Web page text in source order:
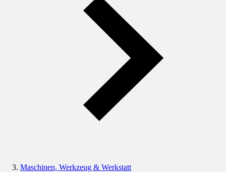
Maschinen, Werkzeug & Werkstatt